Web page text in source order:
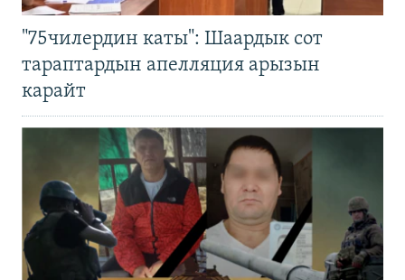
"75чилердин каты": Шаардык сот
тараптардын апелляция арызын
карайт